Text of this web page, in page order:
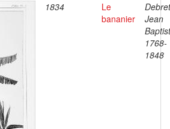
1834
Le
bananier
Jean
1768-
1848